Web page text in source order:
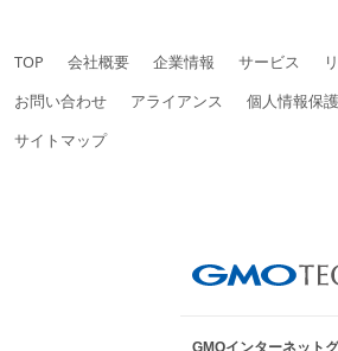
TOP 会社概要 企業情報 サービス
お問い合わせ
アライアンス 個人情報保
サイトマップ